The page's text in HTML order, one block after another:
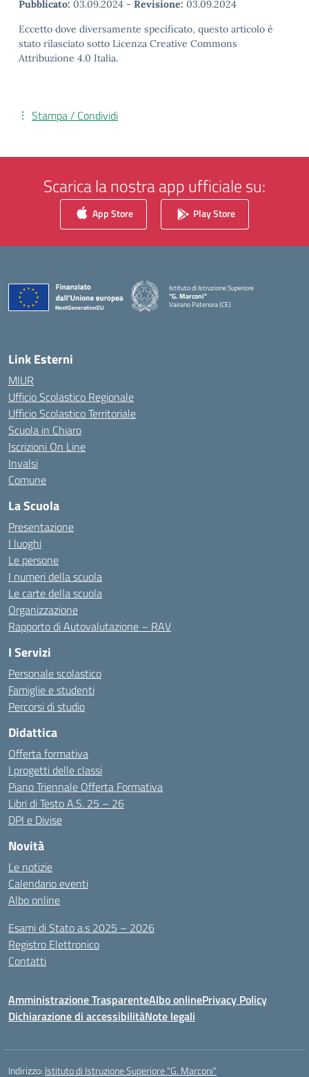
Pubblicato: 03.09.2024 - Revisione: 03.09.2024
Eccetto dove diversamente specificato, questo articolo è
stato rilasciato sotto Licenza Creative Commons
Attribuzione 4.0 Italia.
Stampa / Condividi
Scarica la nostra app ufficiale su:
App Store Play Store
Istituto di Istruzione Superiore
"G. Marconi"
Vairano Patenora (CE)
Link Esterni
MIUR
Ufficio Scolastico Regionale
Ufficio Scolastico Territoriale
Scuola in Chiaro
Iscrizioni On Line
Invalsi
Comune
La Scuola
Presentazione
I luoghi
Le persone
I numeri della scuola
Le carte della scuola
Organizzazione
Rapporto di Autovalutazione – RAV
I Servizi
Personale scolastico
Famiglie e studenti
Percorsi di studio
Didattica
Offerta formativa
I progetti delle classi
Piano Triennale Offerta Formativa
Libri di Testo A.S. 25 – 26
DPI e Divise
Novità
Le notizie
Calendario eventi
Albo online
Esami di Stato a.s 2025 – 2026
Registro Elettronico
Contatti
Amministrazione TrasparenteAlbo onlinePrivacy Policy
Dichiarazione di accessibilitàNote legali
Indirizzo: Istituto di Istruzione Superiore "G. Marconi"